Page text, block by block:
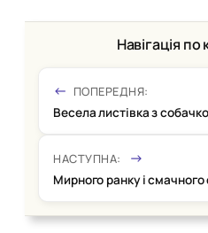
Навігація
ПОПЕРЕДНЯ:
Весела листівка з
НАСТУПНА:
Мирного ранку і смачного